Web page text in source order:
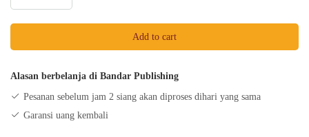
was:
Imam
Yusny
Sosial
Add to cart
Alasan berbelanja di Bandar Publishing
Pesanan sebelum jam 2 siang akan diproses dihari yang sama
Garansi uang kembali